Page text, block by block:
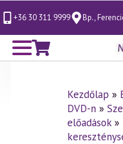
+36 30 311 9999 Bp.,
Kezdőlap »
DVD-n»
előadások»